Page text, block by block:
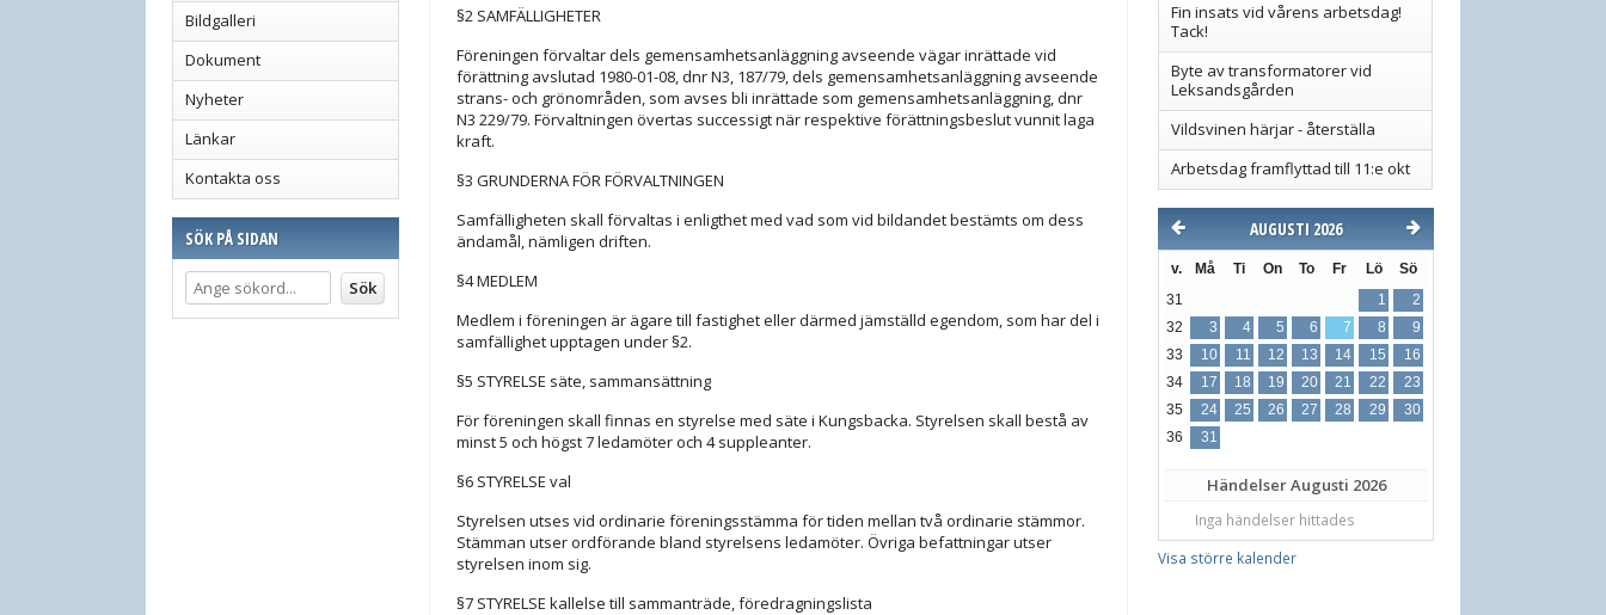
Bildgalleri
Dokument
Nyheter
Länkar
Kontakta oss
SÖK PÅ SIDAN
Fin insats vid vårens arbetsdag!
Tack!
Byte av transformatorer vid
Leksandsgården
Vildsvinen härjar - återställa
Arbetsdag framflyttad till 11:e okt
AUGUSTI 2026
v. Må Ti On To Fr Lö Sö
31 1
2
32
3 4 5 6 7 8
9
33
10 11 12 13 14 15
16
34
17 18 19 20 21 22
23
35
24 25 26 27 28 29
30
36
31
HändelserAugusti 2026
Inga händelser hittades
Visa större kalender
§2 SAMFÄLLIGHETER
Föreningen förvaltar dels gemensamhetsanläggning avseende vägar inrättade vid
förättning avslutad 1980-01-08, dnr N3, 187/79, dels gemensamhetsanläggning avseende
strans- och grönområden, som avses bli inrättade som gemensamhetsanläggning, dnr
N3 229/79. Förvaltningen övertas successigt när respektive förättningsbeslut vunnit laga
kraft.
§3 GRUNDERNA FÖR FÖRVALTNINGEN
Samfälligheten skall förvaltas i enligthet med vad som vid bildandet bestämts om dess
ändamål, nämligen driften.
§4 MEDLEM
Medlem i föreningen är ägare till fastighet eller därmed jämställd egendom, som har del i
samfällighet upptagen under §2.
§5 STYRELSE säte, sammansättning
För föreningen skall finnas en styrelse med säte i Kungsbacka. Styrelsen skall bestå av
minst 5 och högst 7 ledamöter och 4 suppleanter.
§6 STYRELSE val
Styrelsen utses vid ordinarie föreningsstämma för tiden mellan två ordinarie stämmor.
Stämman utser ordförande bland styrelsens ledamöter. Övriga befattningar utser
styrelsen inom sig.
§7 STYRELSE kallelse till sammanträde, föredragningslista